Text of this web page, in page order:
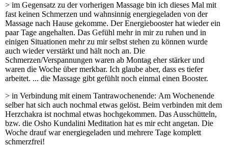
> im Gegensatz zu der vorherigen Massage bin ich dieses Mal mit
fast keinen Schmerzen und wahnsinnig energiegeladen von der
Massage nach Hause gekomme. Der Energiebooster hat wieder ein
paar Tage angehalten. Das Gefühl mehr in mir zu ruhen und in
einigen Situationen mehr zu mir selbst stehen zu können wurde
auch wieder verstärkt und hält noch an. Die
Schmerzen/Verspannungen waren ab Montag eher stärker und
waren die Woche über merkbar. Ich glaube aber, dass es tiefer
arbeitet. ... die Massage gibt gefühlt noch einmal einen Booster.
> in Verbindung mit einem Tantrawochenende: Am Wochenende
selber hat sich auch nochmal etwas gelöst. Beim verbinden mit dem
Herzchakra ist nochmal etwas hochgekommen. Das Ausschütteln,
bzw. die Osho Kundalini Meditation hat es mir echt angetan. Die
Woche drauf war energiegeladen und mehrere Tage komplett
schmerzfrei!